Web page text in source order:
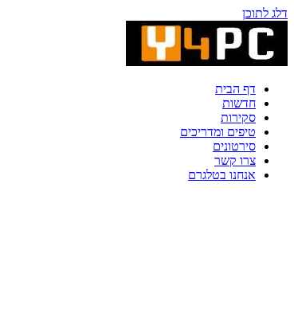
דלג לתוכן
דף הבית
חדשות
סקירות
טיפים ומדריכים
סירטונים
צרו קשר
אנחנו בטלגרם